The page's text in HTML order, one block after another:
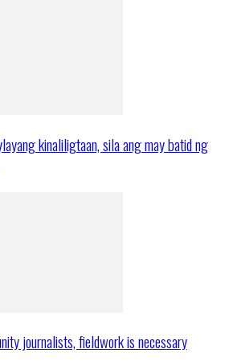
kinaliligtaan, sila ang may batid ng
journalists, fieldwork is necessary